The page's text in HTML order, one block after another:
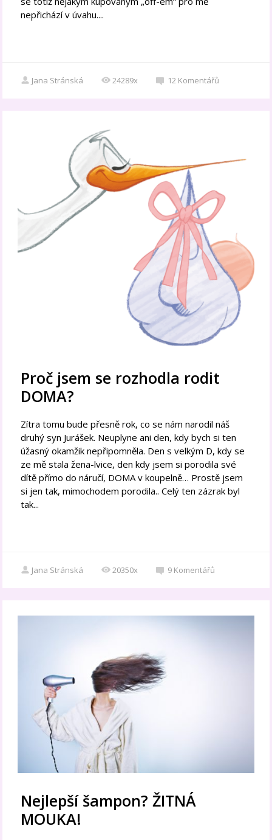
nepřichází v úvahu....
Jana Stránská 24289x 12 Komentářů
Proč jsem se rozhodla rodit
DOMA?
Zítra tomu bude přesně rok, co se nám narodil náš
druhý syn Jurášek. Neuplyne ani den, kdy bych si ten
úžasný okamžik nepřipomněla. Den s velkým D, kdy se
ze mě stala žena-lvice, den kdy jsem si porodila své
dítě přímo do náručí, DOMA v koupelně… Prostě jsem
si jen tak, mimochodem porodila.. Celý ten zázrak byl
tak...
Jana Stránská 20350x 9 Komentářů
Nejlepší šampon? ŽITNÁ
MOUKA!